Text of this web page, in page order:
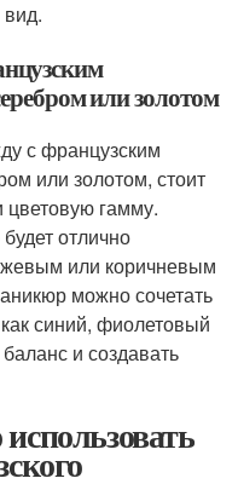
или золотом
с французским
или золотом, стоит
цветовую гамму.
отлично
или коричневым
можно сочетать
синий, фиолетовый
и создавать